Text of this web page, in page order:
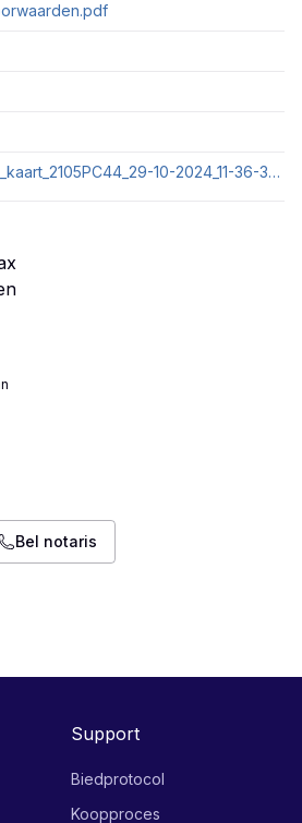
uittreksel_kadastrale_kaart_2105PC44_29-10-2024_11-36-33.pdf
Bel notaris
Support
Biedprotocol
Koopproces